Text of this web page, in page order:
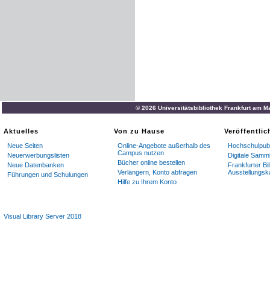
© 2026 Universitätsbibliothek Frankfurt am
Aktuelles
Neue Seiten
Neuerwerbungslisten
Neue Datenbanken
Führungen und Schulungen
Von zu Hause
Online-Angebote außerhalb des
Campus nutzen
Bücher online bestellen
Verlängern, Konto abfragen
Hilfe zu Ihrem Konto
Digitale
Frankfurter
Visual Library Server 2018